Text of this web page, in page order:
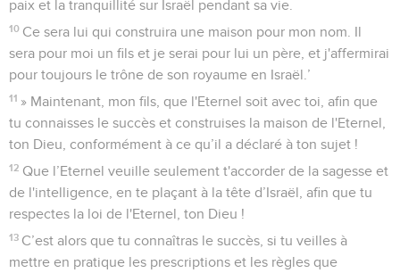
paix et la tranquillité sur Israël pendant sa vie.
10 Ce sera lui qui construira une maison pour mon nom. Il
sera pour moi un fils et je serai pour lui un père, et j'affermirai
pour toujours le trône de son royaume en Israël.’
11 » Maintenant, mon fils, que l'Eternel soit avec toi, afin que
tu connaisses le succès et construises la maison de l'Eternel,
ton Dieu, conformément à ce qu’il a déclaré à ton sujet !
12 Que l’Eternel veuille seulement t'accorder de la sagesse et
de l'intelligence, en te plaçant à la tête d’Israël, afin que tu
respectes la loi de l'Eternel, ton Dieu !
13 C’est alors que tu connaîtras le succès, si tu veilles à
mettre en pratique les prescriptions et les règles que